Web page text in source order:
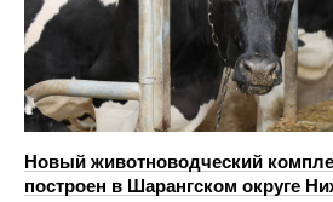
Новый животноводческий
построен в Шарангском округе